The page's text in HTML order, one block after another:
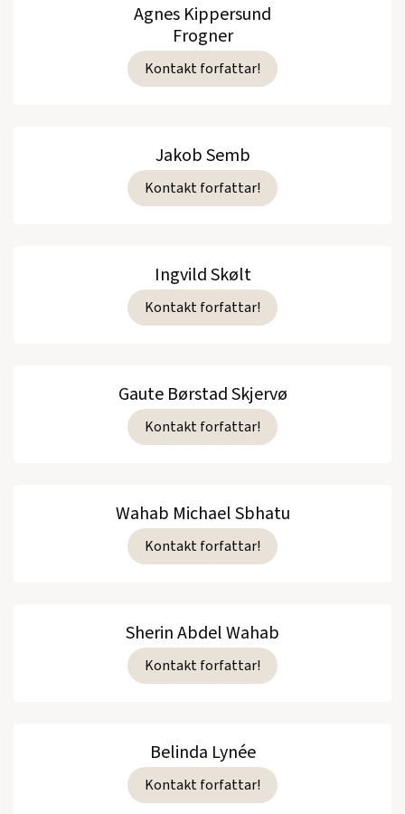
Agnes Kippersund
Frogner
Kontakt forfattar!
Jakob Semb
Kontakt forfattar!
Ingvild Skølt
Kontakt forfattar!
Gaute Børstad Skjervø
Kontakt forfattar!
Wahab Michael Sbhatu
Kontakt forfattar!
Sherin Abdel Wahab
Kontakt forfattar!
Belinda Lynée
Kontakt forfattar!